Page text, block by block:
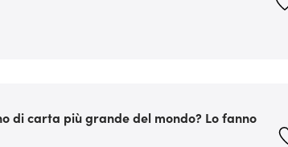
di carta più grande del mondo? Lo fanno